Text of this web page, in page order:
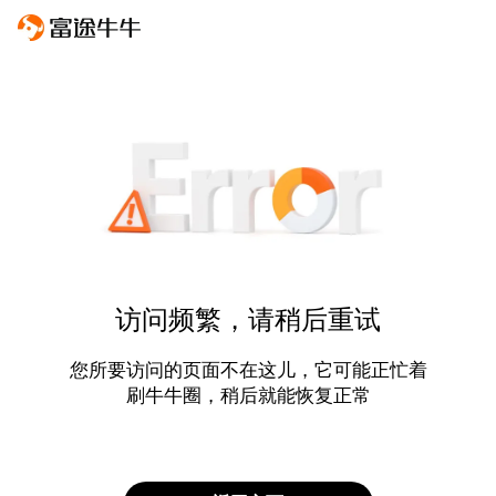
访问频繁，请稍后重试
您所要访问的页面不在这儿，它可能正忙着
刷牛牛圈，稍后就能恢复正常